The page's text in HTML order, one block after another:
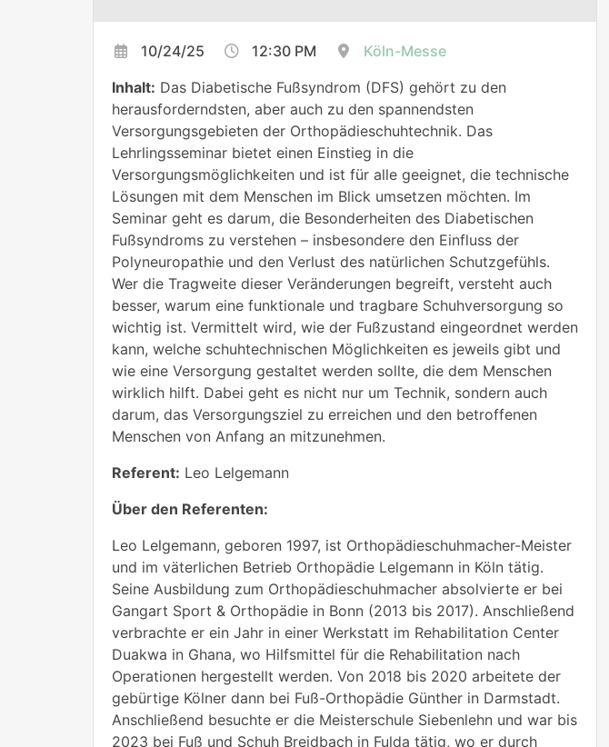
10/24/25 12:30 PM
Köln-Messe
Inhalt: Das Diabetische Fußsyndrom (DFS) gehört zu den
herausforderndsten, aber auch zu den spannendsten
Versorgungsgebieten der Orthopädieschuhtechnik. Das
Lehrlingsseminar bietet einen Einstieg in die
Versorgungsmöglichkeiten und ist für alle geeignet, die technische
Lösungen mit dem Menschen im Blick umsetzen möchten. Im
Seminar geht es darum, die Besonderheiten des Diabetischen
Fußsyndroms zu verstehen – insbesondere den Einfluss der
Polyneuropathie und den Verlust des natürlichen Schutzgefühls.
Wer die Tragweite dieser Veränderungen begreift, versteht auch
besser, warum eine funktionale und tragbare Schuhversorgung so
wichtig ist. Vermittelt wird, wie der Fußzustand eingeordnet werden
kann, welche schuhtechnischen Möglichkeiten es jeweils gibt und
wie eine Versorgung gestaltet werden sollte, die dem Menschen
wirklich hilft. Dabei geht es nicht nur um Technik, sondern auch
darum, das Versorgungsziel zu erreichen und den betroffenen
Menschen von Anfang an mitzunehmen.
Referent: Leo Lelgemann
Über den Referenten:
Leo Lelgemann, geboren 1997, ist Orthopädieschuhmacher-Meister
und im väterlichen Betrieb Orthopädie Lelgemann in Köln tätig.
Seine Ausbildung zum Orthopädieschuhmacher absolvierte er bei
Gangart Sport & Orthopädie in Bonn (2013 bis 2017). Anschließend
verbrachte er ein Jahr in einer Werkstatt im Rehabilitation Center
Duakwa in Ghana, wo Hilfsmittel für die Rehabilitation nach
Operationen hergestellt werden. Von 2018 bis 2020 arbeitete der
gebürtige Kölner dann bei Fuß-Orthopädie Günther in Darmstadt.
Anschließend besuchte er die Meisterschule Siebenlehn und war bis
2023 bei Fuß und Schuh Breidbach in Fulda tätig, wo er durch